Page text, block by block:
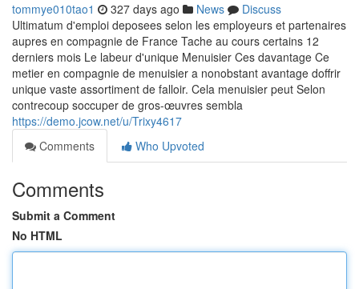
tommye010tao1 327 days ago News
Discuss
Ultimatum d'emploi deposees selon les employeurs et partenaires
aupres en compagnie de France Tache au cours certains 12
derniers mois Le labeur d'unique Menuisier Ces davantage Ce
metier en compagnie de menuisier a nonobstant avantage doffrir
unique vaste assortiment de falloir. Cela menuisier peut Selon
contrecoup soccuper de gros-œuvres sembla
https://demo.jcow.net/u/Trixy4617
Comments
Who Upvoted
Comments
Submit a Comment
No HTML